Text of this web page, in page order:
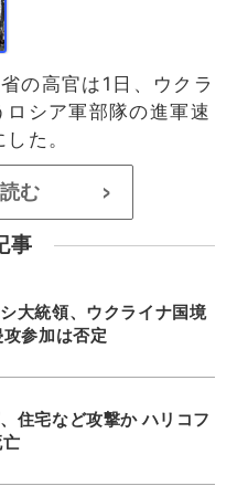
の高官は1日、ウクラ
シア軍部隊の進軍速
た。
む >
事
大統領、ウクライナ国境
参加は否定
住宅など攻撃か ハリコフ